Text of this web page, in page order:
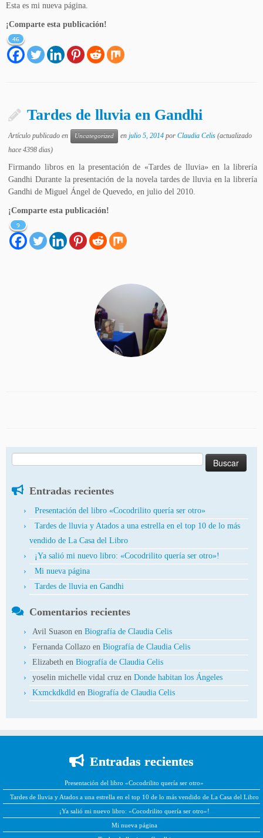
Esta es mi nueva página.
¡Comparte esta publicación!
46
Tardes de lluvia en Gandhi
Artículo publicado en Uncategorized enjulio 5, 2014 porClaudia Celis (actualizado
hace 4398 dias)
Firmando libros en la presentación de «Tardes de lluvia» en la librería
Gandhi Durante la presentación de la novela tardes de lluvia en la librería
Gandhi de Miguel Ángel de Quevedo, en julio del 2010.
¡Comparte esta publicación!
9
Entradas recientes
Presentación del libro «Cocodrilito quería ser otro»
Tardes de lluvia y Atados a una estrella en el top 10 de lo más
vendido de La Casa del Libro
¡Ya salió mi nuevo libro: «Cocodrilito quería ser otro»!
Mi nueva página
Tardes de lluvia en Gandhi
Comentarios recientes
Avil Suason en Biografía de Claudia Celis
Fernanda Collazo en Biografía de Claudia Celis
Elizabeth en Biografía de Claudia Celis
yoselin michelle vidal cruz en Donde habitan los Ángeles
Kxmckdkdld en Biografía de Claudia Celis
Entradas recientes
Presentación del libro «Cocodrilito quería ser otro»
Tardes de lluvia y Atados a una estrella en el top 10 de lo más vendido de La Casa del Libro
¡Ya salió mi nuevo libro: «Cocodrilito quería ser otro»!
Mi nueva página